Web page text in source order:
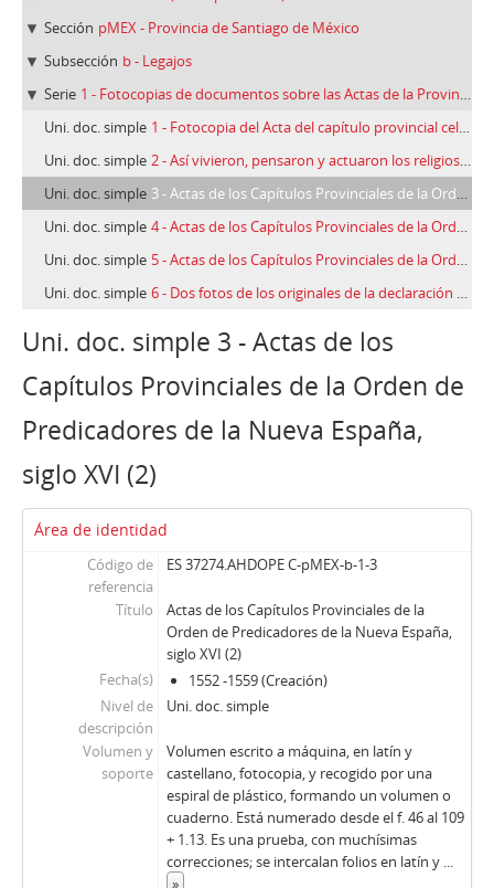
Sección pMEX - Provincia de Santiago de México
Subsección b - Legajos
Serie 1 - Fotocopias de documentos sobre las Actas de la Provincia de Santiago de México
Uni. doc. simple 1 - Fotocopia del Acta del capítulo provincial celebrado en Yanhuitlán el año 1570 y su transcripción
Uni. doc. simple 2 - Así vivieron, pensaron y actuaron los religiosos dominicos del siglo XVI. Contenido de las Actas de los capítulos provinciales de la Provincia de Santiago de México, desde 1540-1637
Uni. doc. simple 3 - Actas de los Capítulos Provinciales de la Orden de Predicadores de la Nueva España, siglo XVI (2)
Uni. doc. simple 4 - Actas de los Capítulos Provinciales de la Orden de Predicadores de la Nueva España, siglo XVI (3)
Uni. doc. simple 5 - Actas de los Capítulos Provinciales de la Orden de Predicadores de la Nueva España, siglo XVI (5)
Uni. doc. simple 6 - Dos fotos de los originales de la declaración de libre y espontánea voluntad para tomar el hábito y profesar en la O.P. en México de Fr. Alonso de Herrera
Uni. doc. simple 3 - Actas de los
Capítulos Provinciales de la Orden de
Predicadores de la Nueva España,
siglo XVI (2)
Área de identidad
Código de
referencia
ES 37274.AHDOPE C-pMEX-b-1-3
Título
Actas de los Capítulos Provinciales de la
Orden de Predicadores de la Nueva España,
siglo XVI (2)
Fecha(s)
1552 -1559 (Creación)
Nivel de
descripción
Uni. doc. simple
Volumen y
soporte
Volumen escrito a máquina, en latín y
castellano, fotocopia, y recogido por una
espiral de plástico, formando un volumen o
cuaderno. Está numerado desde el f. 46 al 109
+ 1.13. Es una prueba, con muchísimas
correcciones; se intercalan folios en latín y ...
»